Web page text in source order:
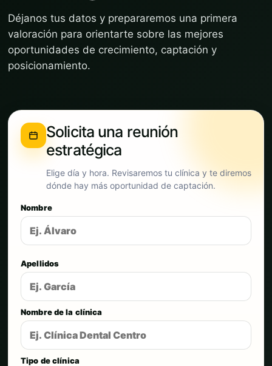
Déjanos tus datos y prepararemos una primera
valoración para orientarte sobre las mejores
oportunidades de crecimiento, captación y
posicionamiento.
Solicita una reunión
estratégica
Elige día y hora. Revisaremos tu clínica y te diremos
dónde hay más oportunidad de captación.
Nombre
Apellidos
Nombre de la clínica
Tipo de clínica